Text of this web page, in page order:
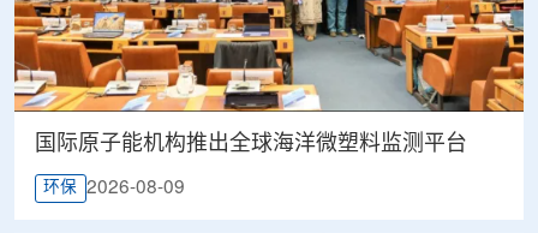
国际原子能机构推出全球海洋微塑料监测平台
环保 2026-08-09